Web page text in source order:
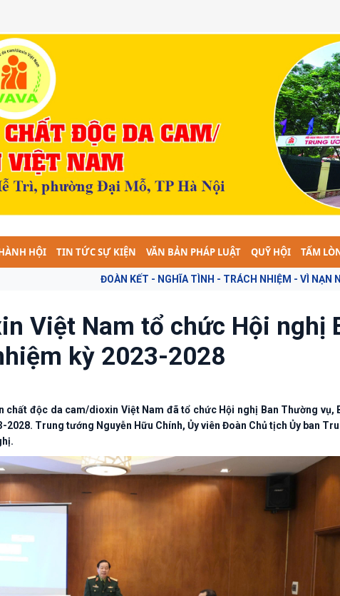
HỘI TIN TỨC SỰ KIỆN VĂN BẢN PHÁP LUẬT QUỸ HỘI TẤM
- NGHĨA TÌNH - TRÁCH NHIỆM - VÌ NẠN NHÂN CHẤT ĐỘC DA CAM --
Việt Nam tổ chức Hội nghị
kỳ 2023-2028
chất độc da cam/dioxin Việt Nam đã tổ chức Hội nghị Ban Thường vụ,
2028. Trung tướng Nguyễn Hữu Chính, Ủy viên Đoàn Chủ tịch Ủy ban